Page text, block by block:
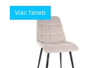
Viac farieb